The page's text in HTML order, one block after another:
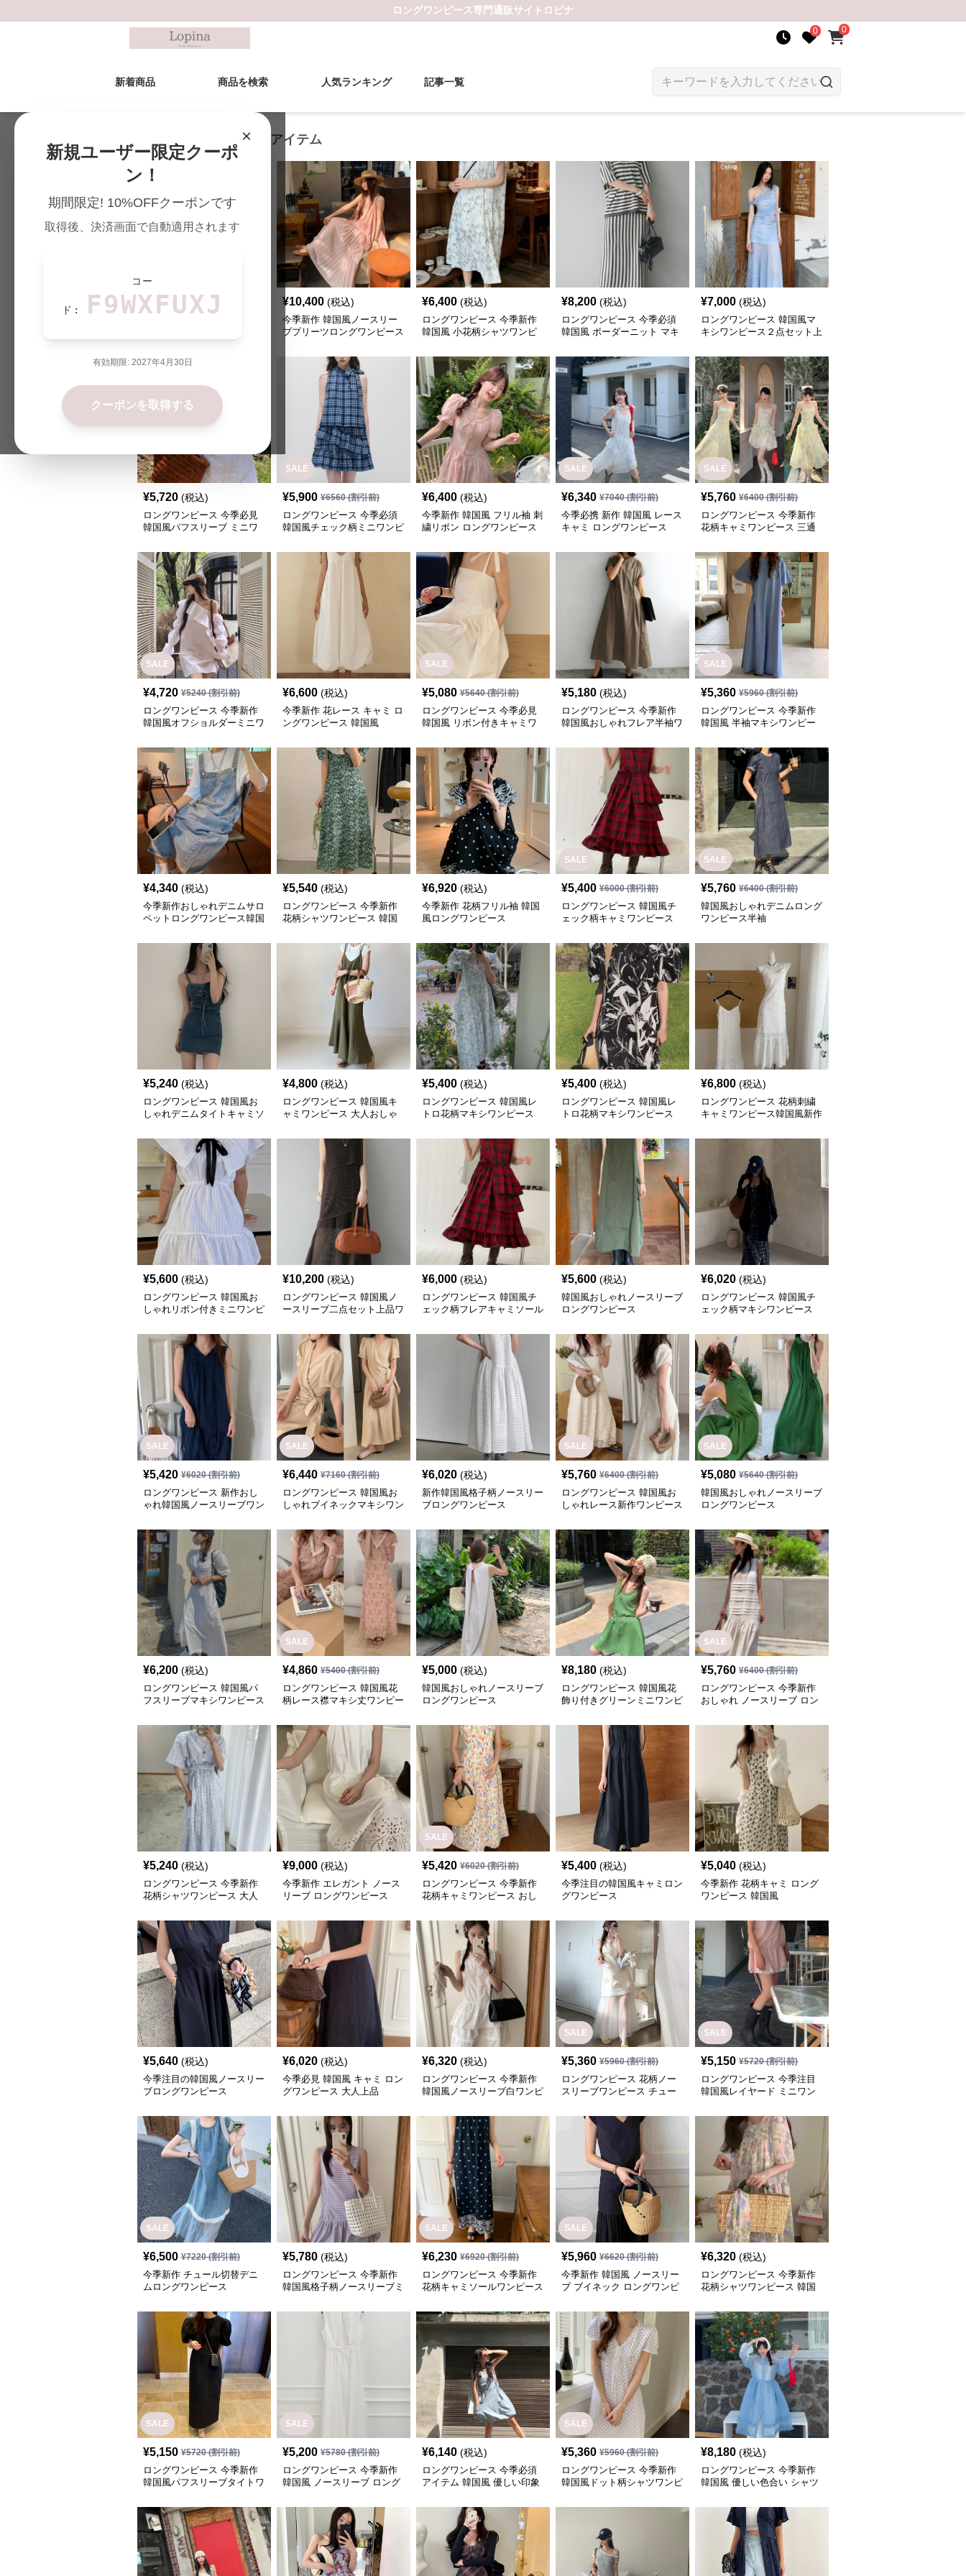
ロングワンピース専門通販サイト ロピナ
0 0
新着商品 商品を検索 人気ランキング 記事一覧
×
新規ユーザー限定クーポ
ン！
期間限定! 10%OFFクーポンです
取得後、決済画面で自動適用されます
コー
ド: F9WXFUXJ
有効期限: 2027年4月30日
クーポンを取得する
ロングワンピース 新着アイテム
¥10,400 (税込) ¥10,400 (税込)
今季新作 韓国風ノースリー
ブプリーツロングワンピース
¥6,400 (税込)
ロングワンピース 今季新作
韓国風 小花柄シャツワンピ
¥8,200 (税込)
ロングワンピース 今季必須
韓国風 ボーダーニット マキ
¥7,000 (税込)
ロングワンピース 韓国風マ
キシワンピース２点セット上
¥5,720 (税込)
ロングワンピース 今季必見
韓国風パフスリーブ ミニワ
SALE
¥5,900 ¥6560(割引前)
ロングワンピース 今季必須
韓国風チェック柄ミニワンピ
¥6,400 (税込)
今季新作 韓国風 フリル袖 刺
繍リボン ロングワンピース
SALE
¥6,340 ¥7040(割引前)
今季必携 新作 韓国風 レース
キャミ ロングワンピース
SALE
¥5,760 ¥6400(割引前)
ロングワンピース 今季新作
花柄キャミワンピース 三通
SALE
¥4,720 ¥5240(割引前)
ロングワンピース 今季新作
韓国風オフショルダーミニワ
¥6,600 (税込)
今季新作 花レース キャミ ロ
ングワンピース 韓国風
SALE
¥5,080 ¥5640(割引前)
ロングワンピース 今季必見
韓国風 リボン付きキャミワ
¥5,180 (税込)
ロングワンピース 今季新作
韓国風おしゃれフレア半袖ワ
SALE
¥5,360 ¥5960(割引前)
ロングワンピース 今季新作
韓国風 半袖マキシワンピー
¥4,340 (税込)
今季新作おしゃれデニムサロ
ペットロングワンピース韓国
¥5,540 (税込)
ロングワンピース 今季新作
花柄シャツワンピース 韓国
¥6,920 (税込)
今季新作 花柄フリル袖 韓国
風ロングワンピース
SALE
¥5,400 ¥6000(割引前)
ロングワンピース 韓国風チ
ェック柄キャミワンピース
SALE
¥5,760 ¥6400(割引前)
韓国風おしゃれデニムロング
ワンピース半袖
¥5,240 (税込)
ロングワンピース 韓国風お
しゃれデニムタイトキャミソ
¥4,800 (税込)
ロングワンピース 韓国風キ
ャミワンピース 大人おしゃ
¥5,400 (税込)
ロングワンピース 韓国風レ
トロ花柄マキシワンピース
¥5,400 (税込)
ロングワンピース 韓国風レ
トロ花柄マキシワンピース
¥6,800 (税込)
ロングワンピース 花柄刺繍
キャミワンピース韓国風新作
¥5,600 (税込)
ロングワンピース 韓国風お
しゃれリボン付きミニワンピ
¥10,200 (税込)
ロングワンピース 韓国風ノ
ースリーブ二点セット上品ワ
¥6,000 (税込)
ロングワンピース 韓国風チ
ェック柄フレアキャミソール
¥5,600 (税込)
韓国風おしゃれノースリーブ
ロングワンピース
¥6,020 (税込)
ロングワンピース 韓国風チ
ェック柄マキシワンピース
SALE
¥5,420 ¥6020(割引前)
ロングワンピース 新作おし
ゃれ韓国風ノースリーブワン
SALE
¥6,440 ¥7160(割引前)
ロングワンピース 韓国風お
しゃれブイネックマキシワン
¥6,020 (税込)
新作韓国風格子柄ノースリー
ブロングワンピース
SALE
¥5,760 ¥6400(割引前)
ロングワンピース 韓国風お
しゃれレース新作ワンピース
SALE
¥5,080 ¥5640(割引前)
韓国風おしゃれノースリーブ
ロングワンピース
¥6,200 (税込)
ロングワンピース 韓国風パ
フスリーブマキシワンピース
SALE
¥4,860 ¥5400(割引前)
ロングワンピース 韓国風花
柄レース襟マキシ丈ワンピー
¥5,000 (税込)
韓国風おしゃれノースリーブ
ロングワンピース
¥8,180 (税込)
ロングワンピース 韓国風花
飾り付きグリーンミニワンピ
SALE
¥5,760 ¥6400(割引前)
ロングワンピース 今季新作
おしゃれ ノースリーブ ロン
¥5,240 (税込)
ロングワンピース 今季新作
花柄シャツワンピース 大人
¥9,000 (税込)
今季新作 エレガント ノース
リーブ ロングワンピース
SALE
¥5,420 ¥6020(割引前)
ロングワンピース 今季新作
花柄キャミワンピース おし
¥5,400 (税込)
今季注目の韓国風キャミロン
グワンピース
¥5,040 (税込)
今季新作 花柄キャミ ロング
ワンピース 韓国風
¥5,640 (税込)
今季注目の韓国風ノースリー
ブロングワンピース
¥6,020 (税込)
今季必見 韓国風 キャミ ロン
グワンピース 大人上品
¥6,320 (税込)
ロングワンピース 今季新作
韓国風ノースリーブ白ワンピ
SALE
¥5,360 ¥5960(割引前)
ロングワンピース 花柄ノー
スリーブワンピース チュー
SALE
¥5,150 ¥5720(割引前)
ロングワンピース 今季注目
韓国風レイヤード ミニワン
SALE
¥6,500 ¥7220(割引前)
今季新作 チュール切替デニ
ムロングワンピース
¥5,780 (税込)
ロングワンピース 今季新作
韓国風格子柄ノースリーブミ
SALE
¥6,230 ¥6920(割引前)
ロングワンピース 今季新作
花柄キャミソールワンピース
SALE
¥5,960 ¥6620(割引前)
今季新作 韓国風 ノースリー
ブ ブイネック ロングワンピ
¥6,320 (税込)
ロングワンピース 今季新作
花柄シャツワンピース 韓国
SALE
¥5,150 ¥5720(割引前)
ロングワンピース 今季新作
韓国風パフスリーブタイトワ
SALE
¥5,200 ¥5780(割引前)
ロングワンピース 今季新作
韓国風 ノースリーブ ロング
¥6,140 (税込)
ロングワンピース 今季必須
アイテム 韓国風 優しい印象
SALE
¥5,360 ¥5960(割引前)
ロングワンピース 今季新作
韓国風ドット柄シャツワンピ
¥8,180 (税込)
ロングワンピース 今季新作
韓国風 優しい色合い シャツ